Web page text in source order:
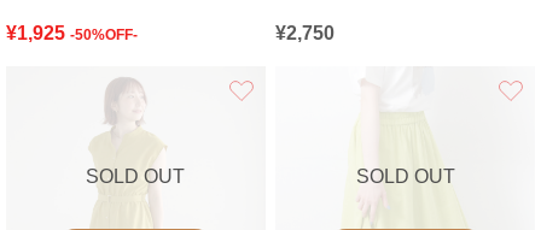
¥1,925 -50%OFF- ¥2,750
SOLD OUT SOLD OUT